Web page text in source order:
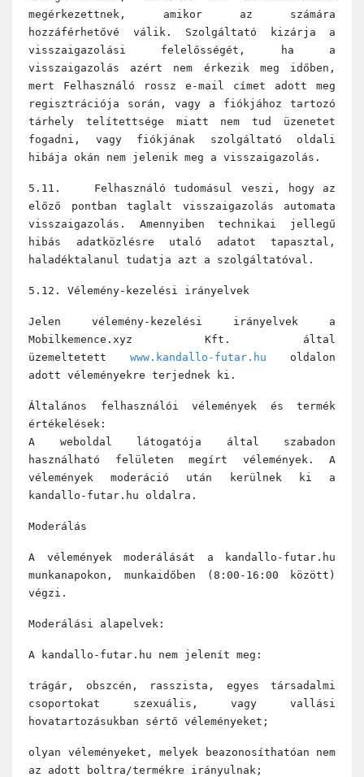
megérkezettnek, amikor az számára
hozzáférhetővé válik. Szolgáltató kizárja a
visszaigazolási felelősségét, ha a
visszaigazolás azért nem érkezik meg időben,
mert Felhasználó rossz e-mail címet adott meg
regisztrációja során, vagy a fiókjához tartozó
tárhely telítettsége miatt nem tud üzenetet
fogadni, vagy fiókjának szolgáltató oldali
hibája okán nem jelenik meg a visszaigazolás.
5.11. Felhasználó tudomásul veszi, hogy az
előző pontban taglalt visszaigazolás automata
visszaigazolás. Amennyiben technikai jellegű
hibás adatközlésre utaló adatot tapasztal,
haladéktalanul tudatja azt a szolgáltatóval.
5.12. Vélemény-kezelési irányelvek
Jelen vélemény-kezelési irányelvek a
Mobilkemence.xyz Kft. által
üzemeltetett www.kandallo-futar.hu oldalon
adott véleményekre terjednek ki.
Általános felhasználói vélemények és termék
értékelések:
A weboldal látogatója által szabadon
használható felületen megírt vélemények. A
vélemények moderáció után kerülnek ki a
kandallo-futar.hu oldalra.
Moderálás
A vélemények moderálását a kandallo-futar.hu
munkanapokon, munkaidőben (8:00-16:00 között)
végzi.
Moderálási alapelvek:
A kandallo-futar.hu nem jelenít meg:
trágár, obszcén, rasszista, egyes társadalmi
csoportokat szexuális, vagy vallási
hovatartozásukban sértő véleményeket;
olyan véleményeket, melyek beazonosíthatóan nem
az adott boltra/termékre irányulnak;